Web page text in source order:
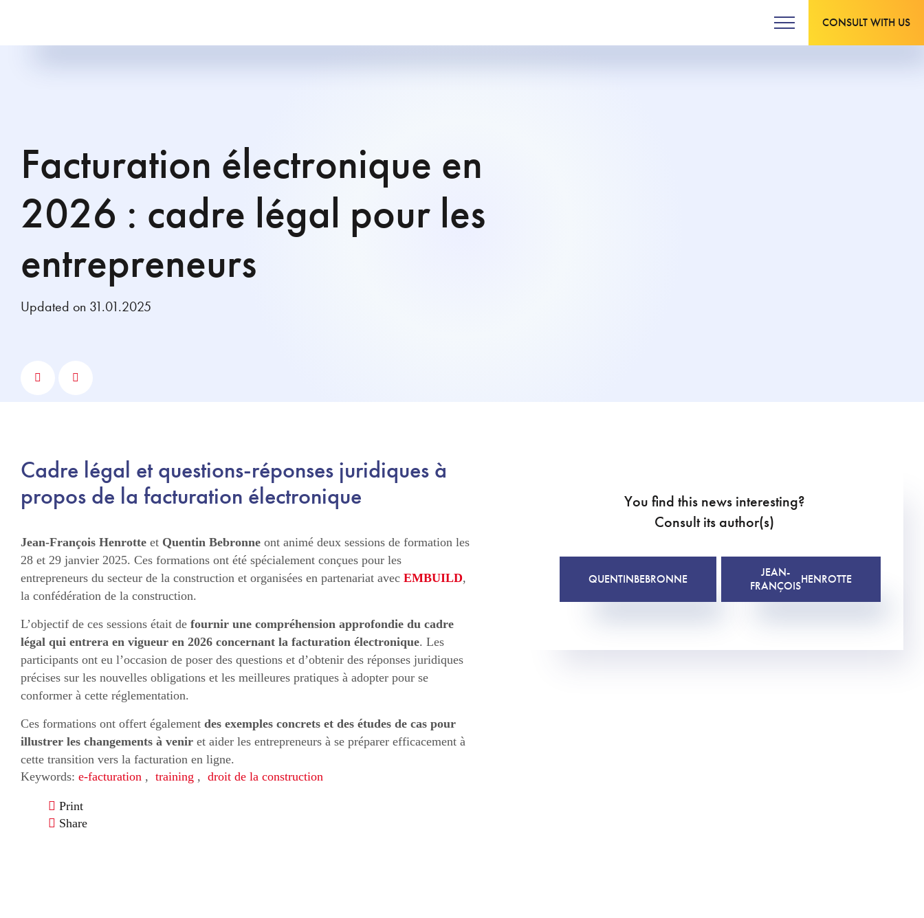
CONSULT WITH US
Facturation électronique en
2026 : cadre légal pour les
entrepreneurs
Updated on 31.01.2025
Cadre légal et questions-réponses juridiques à
propos de la facturation électronique
Jean-François Henrotte et Quentin Bebronne ont animé deux sessions de formation les
28 et 29 janvier 2025. Ces formations ont été spécialement conçues pour les
entrepreneurs du secteur de la construction et organisées en partenariat avec EMBUILD,
la confédération de la construction.
L’objectif de ces sessions était de fournir une compréhension approfondie du cadre
légal qui entrera en vigueur en 2026 concernant la facturation électronique. Les
participants ont eu l’occasion de poser des questions et d’obtenir des réponses juridiques
précises sur les nouvelles obligations et les meilleures pratiques à adopter pour se
conformer à cette réglementation.
Ces formations ont offert également des exemples concrets et des études de cas pour
illustrer les changements à venir et aider les entrepreneurs à se préparer efficacement à
cette transition vers la facturation en ligne.
Keywords: e-facturation , training , droit de la construction
Print
Share
You find this news interesting?
Consult its author(s)
QUENTINBEBRONNE
JEAN-
FRANÇOISHENROTTE